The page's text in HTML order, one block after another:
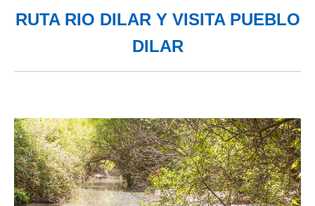
RUTA RIO DILAR Y VISITA PUEBLO
DILAR